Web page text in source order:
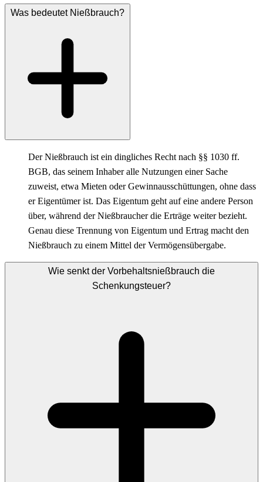
Was bedeutet Nießbrauch?
Der Nießbrauch ist ein dingliches Recht nach §§ 1030 ff.
BGB, das seinem Inhaber alle Nutzungen einer Sache
zuweist, etwa Mieten oder Gewinnausschüttungen, ohne dass
er Eigentümer ist. Das Eigentum geht auf eine andere Person
über, während der Nießbraucher die Erträge weiter bezieht.
Genau diese Trennung von Eigentum und Ertrag macht den
Nießbrauch zu einem Mittel der Vermögensübergabe.
Wie senkt der Vorbehaltsnießbrauch die
Schenkungsteuer?